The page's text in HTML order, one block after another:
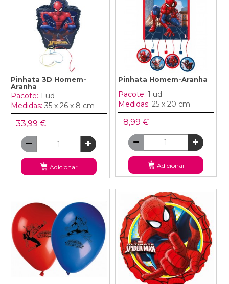
Pinhata 3D Homem-
Aranha
Pacote: 1 ud
Medidas: 35 x 26 x 8 cm
33,99 €
Adicionar
Pinhata Homem-Aranha
Pacote: 1 ud
Medidas: 25 x 20 cm
8,99 €
Adicionar